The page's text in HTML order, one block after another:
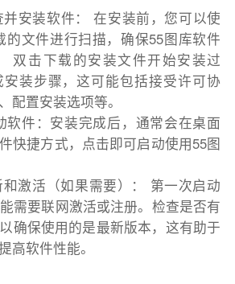
并安装软件： 在安装前，您可以使
的文件进行扫描，确保55图库软件
双击下载的安装文件开始安装过
装步骤，这可能包括接受许可协
配置安装选项等。
软件：安装完成后，通常会在桌面
快捷方式，点击即可启动使用55图
激活（如果需要）： 第一次启动
需要联网激活或注册。检查是否有
确保使用的是最新版本，这有助于
高软件性能。